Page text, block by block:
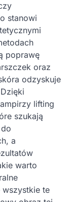
stanowi
poprawę
oraz
odzyskuje
lifting
szukają
a
warto
wszystkie te